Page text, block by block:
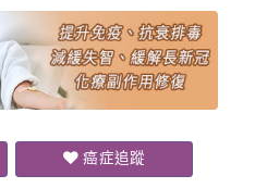
癌症追蹤